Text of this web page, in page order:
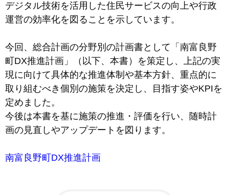
デジタル技術を活用した住民サービスの向上や行政
運営の効率化を図ることを示しています。
今回、総合計画の分野別の計画書として「南富良野
町DX推進計画」（以下、本書）を策定し、上記の実
現に向けて具体的な推進体制や基本方針、重点的に
取り組むべき個別の施策を決定し、目指す姿やKPIを
定めました。
今後は本書を基に施策の推進・評価を行い、随時計
画の見直しやアップデートを図ります。
南富良野町DX推進計画